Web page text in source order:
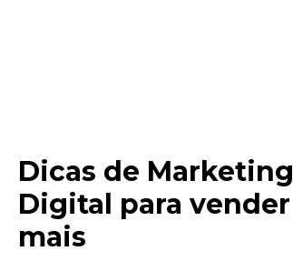
Dicas de Marketing
Digital para vender
mais